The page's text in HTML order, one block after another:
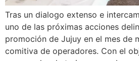
Tras un dialogo extenso e
uno de las próximas acciones
promoción de Jujuy en el mes de
comitiva de operadores. Con el